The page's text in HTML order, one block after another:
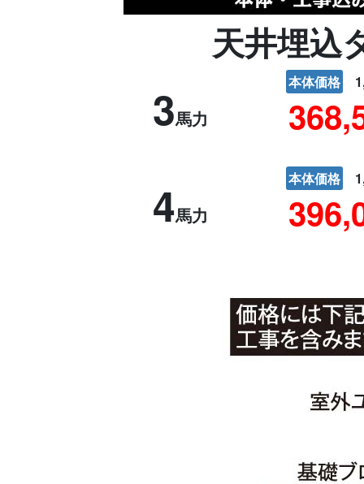
天井埋込
3馬力
本体価格
4馬力
本体価格